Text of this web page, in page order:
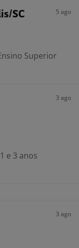
SC 5 ago
Superior
3 ago
e 3 anos
3 ago